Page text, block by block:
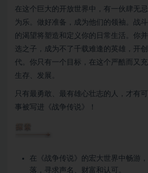
在这个巨大的开放世界中，有一伙肆无
为乐。做好准备，成为他们的领袖。战
的渴望将塑造和定义你的日常生活。你
选之子，成为不了千载难逢的英雄，开
代。你只有一个目标，在这个严酷而又
生存、发展。
只有最勇敢、最有雄心壮志的人，才有
事被写进《战争传说》！
在《战争传说》的宏大世界中畅游
落，寻求声名、财富和认可。